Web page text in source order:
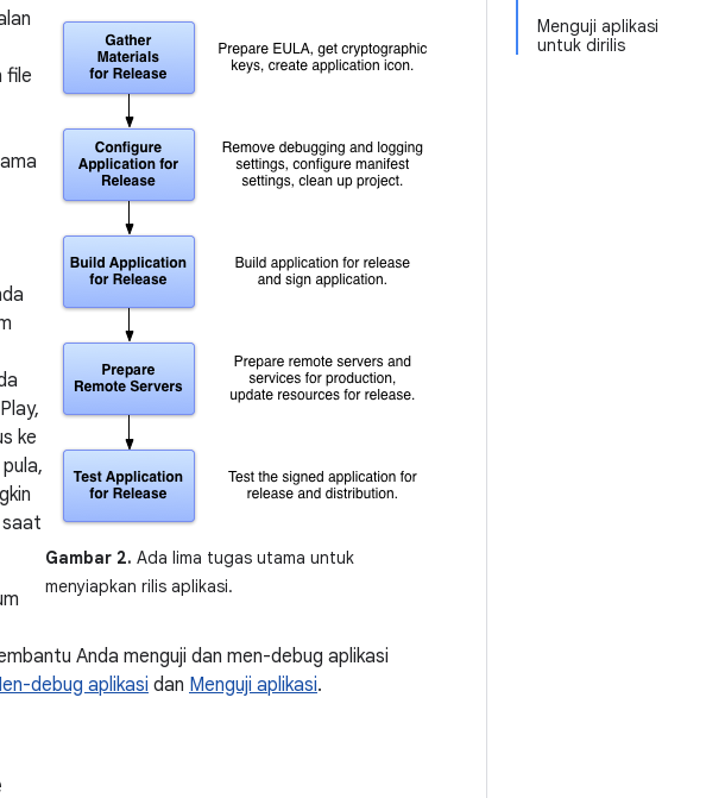
Menguji aplikasi
untuk dirilis
Gambar 2. Ada lima tugas utama untuk
menyiapkan rilis aplikasi.
file
ke
Anda menguji dan men-debug aplikasi
debug aplikasi dan Menguji aplikasi.